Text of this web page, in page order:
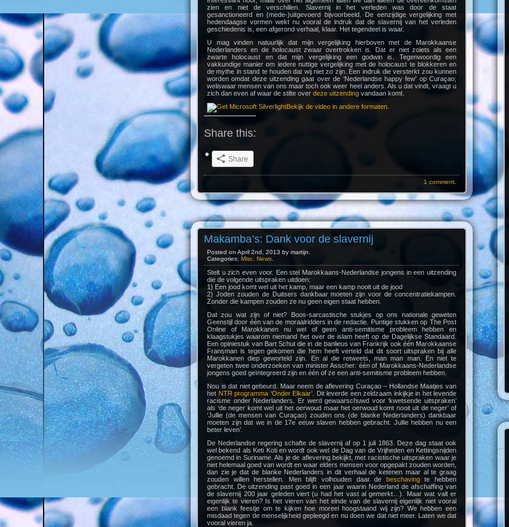
zien en niet de verschillen. Slavernij in het verleden was door de staat
gesanctioneerd en (mede-)uitgevoerd bijvoorbeeld. De eenzijdige vergelijking met
hedendaagse vormen wekt nu vooral de indruk dat de slavernij van het verleden
geschiedenis is, een afgerond verhaal, klaar. Het tegendeel is waar.
U mag vinden natuurlijk dat mijn vergelijking hierboven met de Marokkaanse
Nederlanders en de holocaust zwaar overtrokken is. Dat er niet zoiets als een
zwarte holocaust en dat mijn vergelijking een godwin is. Tegenwoordig een
vakkundige manier om iedere nuttige vergelijking met de holocaust te blokkeren en
de mythe in stand te houden dat wij niet zo zijn. Een indruk die versterkt zou kunnen
worden omdat deze uitzending gaat over de ‘Nederlandse happy few’ op Curaçao;
weliswaar mensen van ons maar toch ook weer heel anders. Als u dat vindt, vraagt u
zich dan even af waar de stilte over deze uitzending vandaan komt.
Bekijk de video in andere formaten.
Share this:
Share
1 comment.
Makamba’s: Dank voor de slavernij
Posted on April 2nd, 2013 by martijn.
Categories: Misc. News
Stelt u zich even voor. Een stel Marokkaans-Nederlandse jongens in een uitzending
die de volgende uitspraken uitdoen:
1) Een jood komt wel uit het kamp, maar een kamp nooit uit de jood
2) Joden zouden de Duitsers dankbaar moeten zijn voor de concentratiekampen.
Zonder die kampen zouden ze nu geen eigen staat hebben.
Dat zou wat zijn of niet? Boos-sarcastische stukjes op ons nationale geweten
Geenstijl door één van de moraalridders in de redactie. Puntige stukken op The Post
Online of Marokkanen nu wel of geen anti-semitisme probleem hebben en
klaagstukjes waarom niemand het over de islam heeft op de Dagelijkse Standaard.
Een opiniestuk van Bart Schut die in de banlieus van Frankrijk ook één Marokkaanse
Fransman is tegen gekomen die hem heeft verteld dat dit soort uitspraken bij alle
Marokkanen diep geworteld zijn. En al die retweets, man man man. En niet te
vergeten twee onderzoeken van minister Asscher: één of Marokkaans-Nederlandse
jongens goed geïntegreerd zijn en één of ze een anti-semitisme probleem hebben.
Nou is dat niet gebeurd. Maar neem de aflevering Curaçao – Hollandse Maatjes van
het NTR programma ‘Onder Elkaar’ . Dit leverde een zeldzaam inkijkje in het levende
racisme onder Nederlanders. Er werd gewaarschuwd voor ‘kwetsende uitspraken’
als ‘de neger komt wel uit het oerwoud maar het oerwoud komt nooit uit de neger’ of
‘Jullie (de mensen van Curaçao) zouden ons (de blanke Nederlanders) dankbaar
moeten zijn dat we in de 17e eeuw slaven hebben gebracht. Jullie hebben nu een
beter leven’.
De Nederlandse regering schafte de slavernij af op 1 juli 1863. Deze dag staat ook
wel bekend als Keti Koti en wordt ook wel de Dag van de Vrijheden en Kettingsnijden
genoemd in Suriname. Als je de aflevering bekijkt, met racistische uitspraken waar je
niet helemaal goed van wordt en waar elders mensen voor opgepakt zouden worden,
dan zie je dat de blanke Nederlanders in dit verhaal de ketenen maar al te graag
zouden willen herstellen. Men blijft volhouden daar de beschavingte hebben
gebracht. De uitzending past goed in een jaar waarin Nederland de afschaffing van
de slavernij 200 jaar geleden viert (u had het vast al gemerkt…). Maar wat valt er
eigenlijk te vieren? Is het vieren van het einde van de slavernij eigenlijk niet vooral
een blank feestje om te kijken hoe moreel hoogstaand wij zijn? We hebben een
misdaad tegen de menselijkheid gepleegd en nu doen we dat niet meer. Laten we dat
vooral vieren ja.